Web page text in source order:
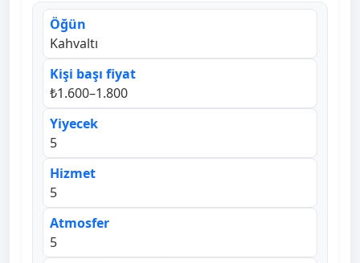
Öğün
Kahvaltı
Kişi başı fiyat
₺1.600–1.800
Yiyecek
5
Hizmet
5
Atmosfer
5